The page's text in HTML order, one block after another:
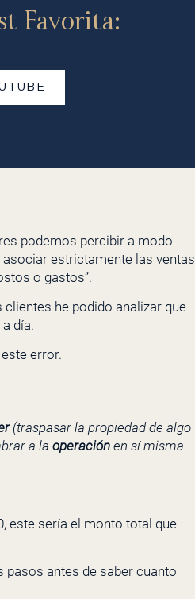
Favorita:
podemos percibir a modo
estrictamente las ventas
o gastos”.
he podido analizar que
día.
error.
(traspasar la propiedad de algo
a la operación en sí misma
este sería el monto total que
pasos antes de saber cuanto